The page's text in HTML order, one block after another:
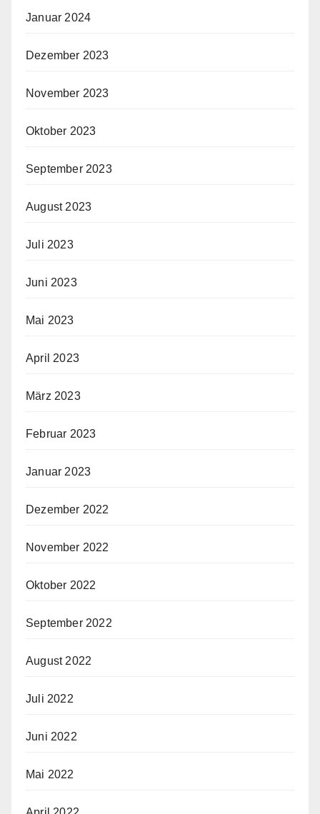
Januar 2024
Dezember 2023
November 2023
Oktober 2023
September 2023
August 2023
Juli 2023
Juni 2023
Mai 2023
April 2023
März 2023
Februar 2023
Januar 2023
Dezember 2022
November 2022
Oktober 2022
September 2022
August 2022
Juli 2022
Juni 2022
Mai 2022